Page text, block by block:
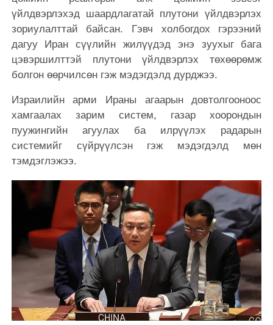
үйлдвэрлэхэд шаардлагатай плутони үйлдвэрлэх
зориулалттай байсан. Гэвч холбогдох гэрээний
дагуу Иран сүүлийн жилүүдэд энэ зуухыг бага
цэвэршилттэй плутони үйлдвэрлэх төхөөрөмж
болгон өөрчилсөн гэж мэдэгдэлд дурджээ.
Израилийн арми Ираны агаарын довтолгооноос
хамгаалах зарим систем, газар хоорондын
пуужингийн агуулах ба илрүүлэх радарын
системийг сүйрүүлсэн гэж мэдэгдэлд мөн
тэмдэглэжээ.